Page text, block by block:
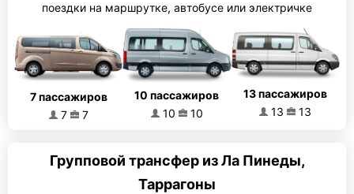
поездки на маршрутке, автобусе или электричке
7 пассажиров
7
7
10 пассажиров
10
10
13 пассажиров
13
13
Групповой трансфер из Ла Пинеды,
Таррагоны